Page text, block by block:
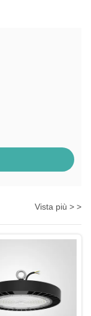
Vista più > >